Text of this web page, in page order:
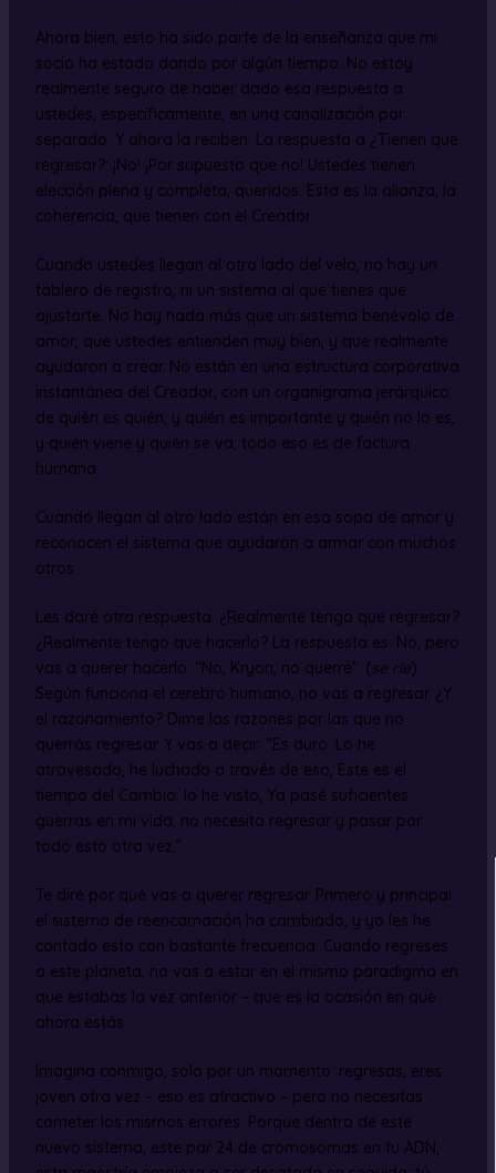
Ahora bien, esto ha sido parte de la enseñanza que mi
socio ha estado dando por algún tiempo. No estoy
realmente seguro de haber dado esa respuesta a
ustedes, específicamente, en una canalización por
separado. Y ahora la reciben. La respuesta a ¿Tienen que
regresar?: ¡No! ¡Por supuesto que no! Ustedes tienen
elección plena y completa, queridos. Esta es la alianza, la
coherencia, que tienen con el Creador.
Cuando ustedes llegan al otro lado del velo, no hay un
tablero de registro, ni un sistema al que tienes que
ajustarte. No hay nada más que un sistema benévolo de
amor, que ustedes entienden muy bien, y que realmente
ayudaron a crear. No están en una estructura corporativa
instantánea del Creador, con un organigrama jerárquico
de quién es quién, y quién es importante y quién no lo es,
y quién viene y quién se va; todo eso es de factura
humana.
Cuando llegan al otro lado están en esa sopa de amor y
reconocen el sistema que ayudaron a armar con muchos
otros.
Les daré otra respuesta. ¿Realmente tengo que regresar?
¿Realmente tengo que hacerlo? La respuesta es: No, pero
vas a querer hacerlo. “No, Kryon, no querré”. (se ríe)
Según funciona el cerebro humano, no vas a regresar. ¿Y
el razonamiento? Dime las razones por las que no
querrás regresar. Y vas a decir: “Es duro. Lo he
atravesado, he luchado a través de eso, Este es el
tiempo del Cambio, lo he visto, Ya pasé suficientes
guerras en mi vida, no necesito regresar y pasar por
todo esto otra vez.”
Te diré por qué vas a querer regresar. Primero y principal:
el sistema de reencarnación ha cambiado, y yo les he
contado esto con bastante frecuencia. Cuando regreses
a este planeta, no vas a estar en el mismo paradigma en
que estabas la vez anterior – que es la ocasión en que
ahora estás.
Imagina conmigo, solo por un momento: regresas, eres
joven otra vez – eso es atractivo – pero no necesitas
cometer los mismos errores. Porque dentro de este
nuevo sistema, este par 24 de cromosomas en tu ADN,